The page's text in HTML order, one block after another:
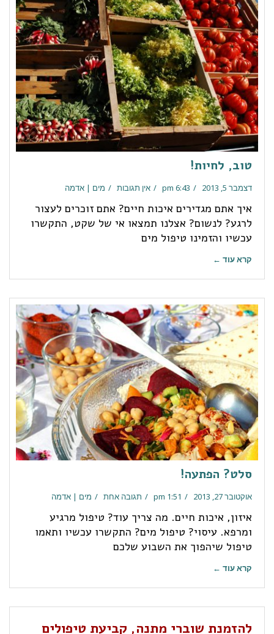
טוב, לחיות!
דצמבר 5, 2013 6:43 pm אין תגובות מים | אדמה
איך אתם מגדירים איכות חיים? אתם זוכרים לעצור
לרגע? לנשום? אצלנו תמצאו אי של שקט, התקשרו
עכשיו והזמינו טיפול מים
קרא עוד ←
סלט? הפתעה!
אוקטובר 27, 2013 1:51 pm תגובה אחת מים | אדמה
איזון, איכות חיים. מה צריך עוד? טיפול מרגיע
ומרפא. עיסוי? טיפול מים? התקשרו עכשיו ותאמו
טיפול שיהפוך את השבוע שלכם
קרא עוד ←
להזמנת שוברי מתנה, קביעת טיפולים